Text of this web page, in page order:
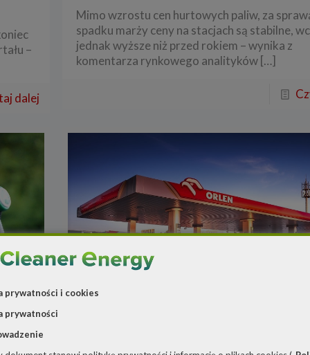
–
dalej
Mimo wzrostu cen hurtowych paliw, za
spadku marży ceny na stacjach są stabilne,
jednak wyższe niż przed rokiem – wynika z
komentarza rynkowego analityków[…]
prywatności i cookies
prywatności